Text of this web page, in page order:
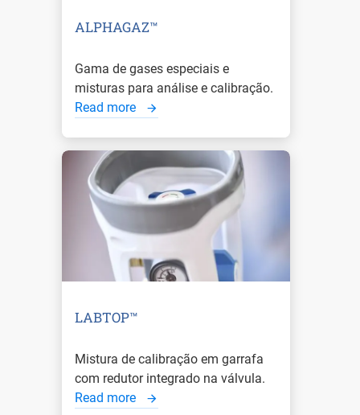
ALPHAGAZ™
Gama de gases especiais e
misturas para análise e calibração.
Read more
LABTOP™
Mistura de calibração em garrafa
com redutor integrado na válvula.
Read more